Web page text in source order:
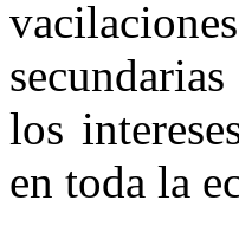
los
en toda la